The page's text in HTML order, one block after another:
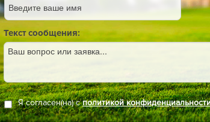
Текст сообщения:
Я согласен(на) сполитикой